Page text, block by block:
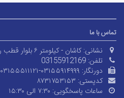
تماس با ما
نشانی: کاشان - کیلومتر ۶ بلوار قطب راوندی
تلفن: 03155912169
دورنگار: ۰۳۱۵۵۵۱۱۱۲۱-۰۳۱۵۵۹۱۴۹۹۹
کدپستی: ۸۷۳۱۷۵۳۱۵۳
ساعات پاسخگویی: ۷:۳۰ الی ۱۵:۳۰